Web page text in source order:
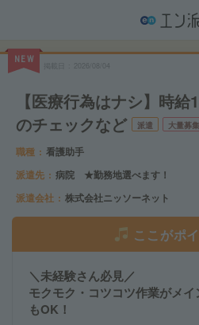
NEW
2026/08/04
【医療行為はナシ】時
のチェックなど
派遣 大量募
職種
看護助手
派遣先
病院 ★勤務地選べます！
派遣会社
株式会社ニッソーネット
ここがポ
＼未経験さん必見／
モクモク・コツコツ作業がメ
もOK！